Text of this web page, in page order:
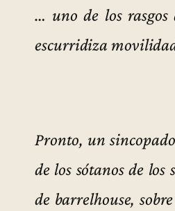
… uno de los rasgos
escurridiza
Pronto, un
de los sótanos de
de barrelhouse,